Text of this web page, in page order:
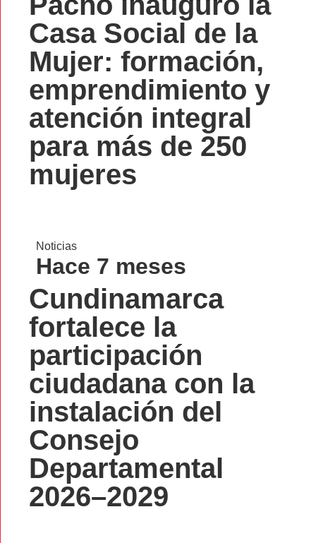
Casa Social de la
Mujer: formación,
emprendimiento y
atención integral
para más de 250
mujeres
Noticias
Hace 7 meses
Cundinamarca
fortalece la
participación
ciudadana con la
instalación del
Consejo
Departamental
2026–2029